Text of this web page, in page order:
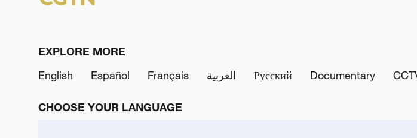
EXPLORE MORE
English
Español Français العربية Русский Documentary
CHOOSE YOUR LANGUAGE